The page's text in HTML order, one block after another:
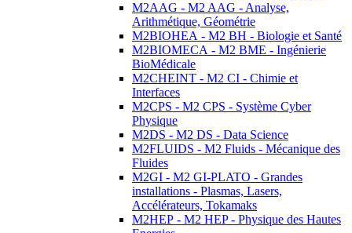
M2AAG - M2 AAG - Analyse,
Arithmétique, Géométrie
M2BIOHEA - M2 BH - Biologie et Santé
M2BIOMECA - M2 BME - Ingénierie
BioMédicale
M2CHEINT - M2 CI - Chimie et
Interfaces
M2CPS - M2 CPS - Système Cyber
Physique
M2DS - M2 DS - Data Science
M2FLUIDS - M2 Fluids - Mécanique des
Fluides
M2GI - M2 GI-PLATO - Grandes
installations - Plasmas, Lasers,
Accélérateurs, Tokamaks
M2HEP - M2 HEP - Physique des Hautes